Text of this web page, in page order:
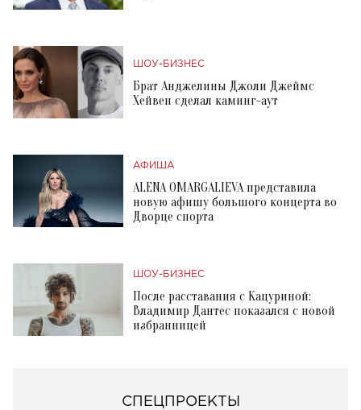
ШОУ-БИЗНЕС
Брат Анджелины Джоли Джеймс
Хейвен сделал каминг-аут
АФИША
ALENA OMARGALIEVA представила
новую афишу большого концерта во
Дворце спорта
ШОУ-БИЗНЕС
После расставания с Кацуриной:
Владимир Дантес показался с новой
избранницей
СПЕЦПРОЕКТЫ